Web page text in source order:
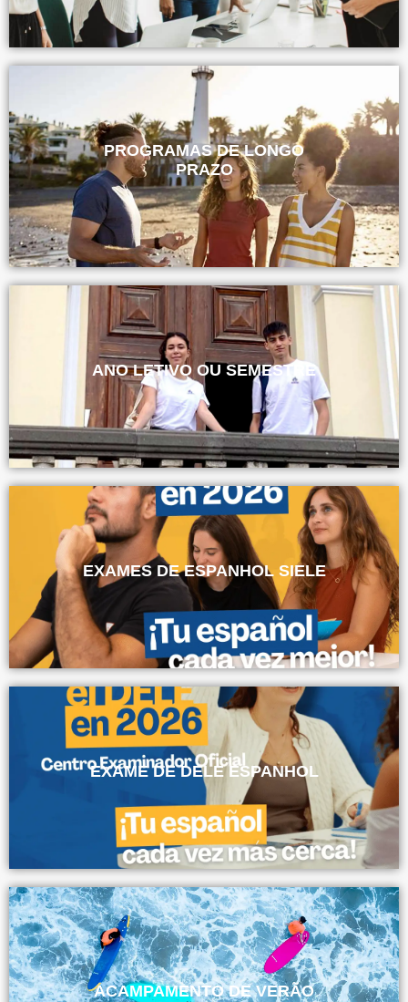
PROGRAMAS DE LONGO
PRAZO
ANO LETIVO OU SEMESTRE
EXAMES DE ESPANHOL SIELE
EXAME DE DELE ESPANHOL
ACAMPAMENTO DE VERÃO